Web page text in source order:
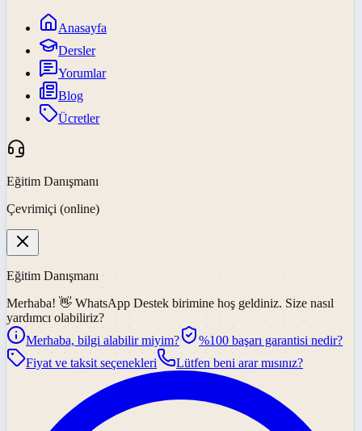
Anasayfa
Dersler
Yorumlar
Blog
Ücretler
Eğitim Danışmanı
Çevrimiçi (online)
Eğitim Danışmanı
Merhaba! 👋 WhatsApp Destek birimine hoş geldiniz. Size nasıl
yardımcı olabiliriz?
Merhaba, bilgi alabilir miyim?
%100 başarı garantisi nedir?
Fiyat ve taksit seçenekleri
Lütfen beni arar mısınız?